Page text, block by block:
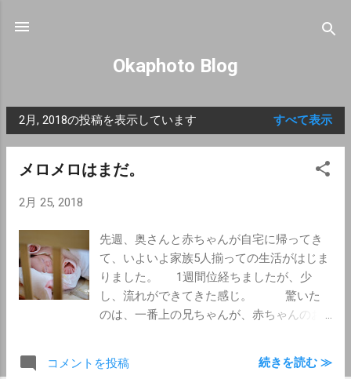
Okaphoto Blog
投
2月, 2018の投稿を表示しています すべて表示
メロメロはまだ。
2月 25, 2018
先週、奥さんと赤ちゃんが自宅に帰ってき
て、いよいよ家族5人揃っての生活がはじま
りました。 1週間位経ちましたが、少
し、流れができてきた感じ。 驚いた
のは、一番上の兄ちゃんが、赤ちゃんのお
は思いの外お兄ちゃんの意識が芽生えてき
コメントを投稿 続きを読む ≫